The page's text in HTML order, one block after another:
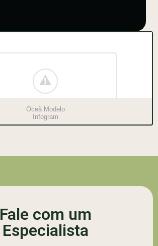
Oceã Modelo
Infogram
Fale com um
Especialista